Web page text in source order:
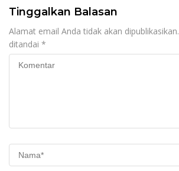
Tinggalkan Balasan
Alamat email Anda tidak akan dipublikasikan.
ditandai *